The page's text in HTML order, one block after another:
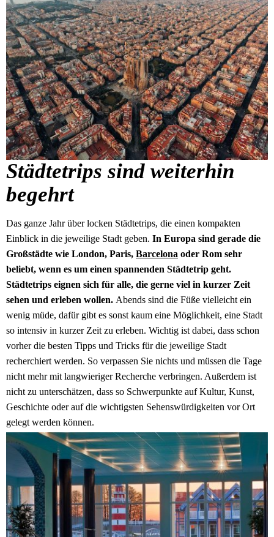
Städtetrips sind weiterhin
begehrt
Das ganze Jahr über locken Städtetrips, die einen kompakten
Einblick in die jeweilige Stadt geben. In Europa sind gerade die
Großstädte wie London, Paris, Barcelona oder Rom sehr
beliebt, wenn es um einen spannenden Städtetrip geht.
Städtetrips eignen sich für alle, die gerne viel in kurzer Zeit
sehen und erleben wollen. Abends sind die Füße vielleicht ein
wenig müde, dafür gibt es sonst kaum eine Möglichkeit, eine Stadt
so intensiv in kurzer Zeit zu erleben. Wichtig ist dabei, dass schon
vorher die besten Tipps und Tricks für die jeweilige Stadt
recherchiert werden. So verpassen Sie nichts und müssen die Tage
nicht mehr mit langwieriger Recherche verbringen. Außerdem ist
nicht zu unterschätzen, dass so Schwerpunkte auf Kultur, Kunst,
Geschichte oder auf die wichtigsten Sehenswürdigkeiten vor Ort
gelegt werden können.